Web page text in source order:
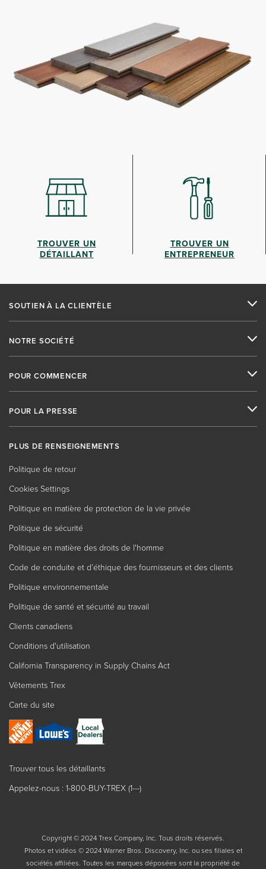
TROUVER UN
DÉTAILLANT
TROUVER UN
ENTREPRENEUR
SOUTIEN À LA CLIENTÈLE
NOTRE SOCIÉTÉ
POUR COMMENCER
POUR LA PRESSE
PLUS DE RENSEIGNEMENTS
Politique de retour
Cookies Settings
Politique en matière de protection de la vie privée
Politique de sécurité
Politique en matière des droits de l'homme
Code de conduite et d’éthique des fournisseurs et des clients
Politique environnementale
Politique de santé et sécurité au travail
Clients canadiens
Conditions d'utilisation
California Transparency in Supply Chains Act
Vêtements Trex
Carte du site
Trouver tous les détaillants
Appelez-nous : 1-800-BUY-TREX (1---)
Copyright © 2024 Trex Company, Inc. Tous droits réservés.
Photos et vidéos © 2024 Warner Bros. Discovery, Inc. ou ses filiales et
sociétés affiliées. Toutes les marques déposées sont la propriété de